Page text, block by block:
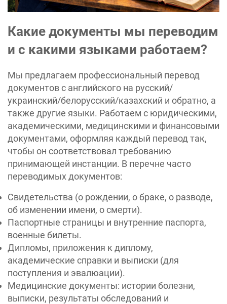
Какие документы мы переводим
и с какими языками работаем?
Мы предлагаем профессиональный перевод
документов с английского на русский/
украинский/белорусский/казахский и обратно, а
также другие языки. Работаем с юридическими,
академическими, медицинскими и финансовыми
документами, оформляя каждый перевод так,
чтобы он соответствовал требованию
принимающей инстанции. В перечне часто
переводимых документов:
Свидетельства (о рождении, о браке, о разводе,
об изменении имени, о смерти).
Паспортные страницы и внутренние паспорта,
военные билеты.
Дипломы, приложения к диплому,
академические справки и выписки (для
поступления и эвалюации).
Медицинские документы: истории болезни,
выписки, результаты обследований и